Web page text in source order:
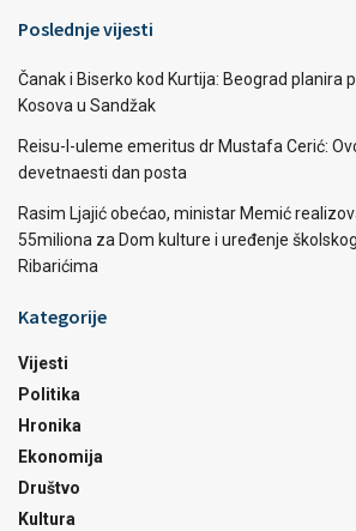
Poslednje vijesti
Čanak i Biserko kod Kurtija: Beograd planira
Kosova u Sandžak
Reisu-l-uleme emeritus dr Mustafa Cerić:
devetnaesti dan posta
Rasim Ljajić obećao, ministar Memić
55miliona za Dom kulture i uređenje
Ribarićima
Kategorije
Vijesti
Politika
Hronika
Ekonomija
Društvo
Kultura